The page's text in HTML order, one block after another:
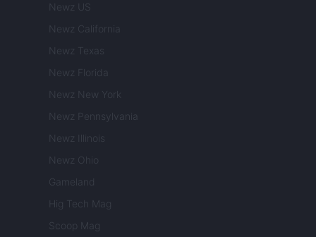
Newz US
Newz California
Newz Texas
Newz Florida
Newz New York
Newz Pennsylvania
Newz Illinois
Newz Ohio
Gameland
Hig Tech Mag
Scoop Mag